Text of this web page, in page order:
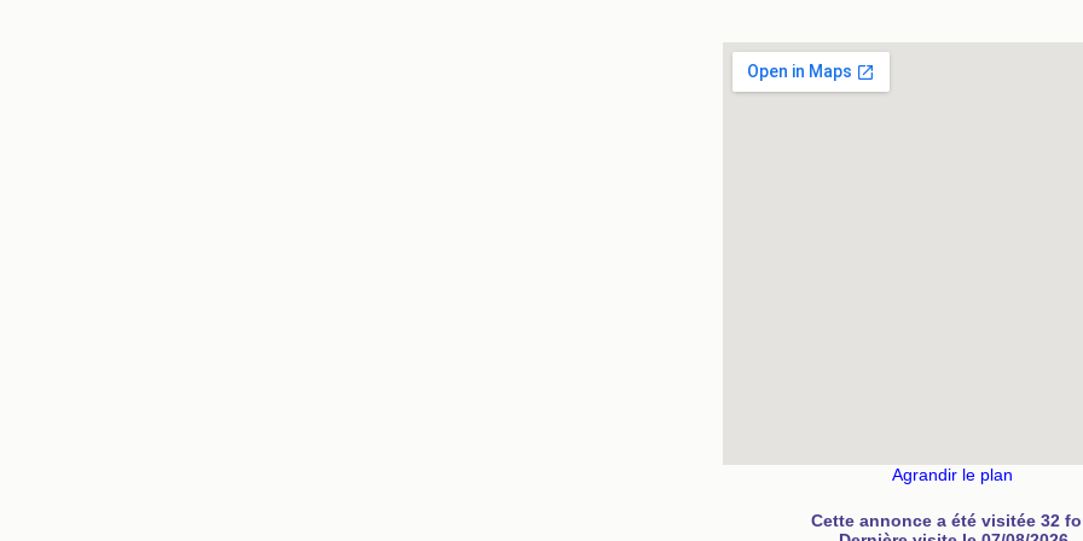
Agrandir le plan
Cette annonce a été visitée 32